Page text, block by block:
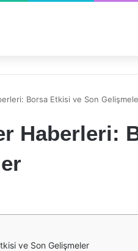
Borsa Etkisi ve Son
Haberleri:
ve Son Gelişmeler